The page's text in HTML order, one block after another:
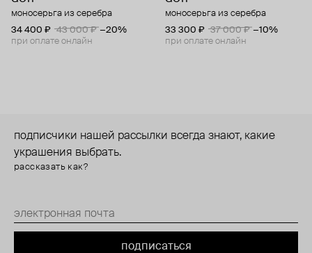
моносерьга из серебра
34 400 ₽
43 000 ₽ −20%
при оплате онлайн
моносерьга из серебра
33 300 ₽
37 000 ₽ −10%
при оплате онлайн
подписчики нашей рассылки всегда знают, какие
украшения выбрать.
рассказать как?
подписаться